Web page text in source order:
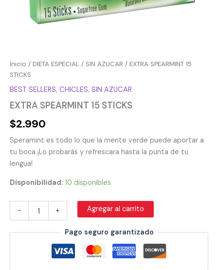
Inicio / DIETA ESPECIAL / SIN AZUCAR / EXTRA SPEARMINT 15
STICKS
BEST SELLERS, CHICLES, SIN AZUCAR
EXTRA SPEARMINT 15 STICKS
$2.990
Speramint es todo lo que la mente verde puede aportar a
tu boca ¡Lo probarás y refrescara hasta la punta de tu
lengua!
Disponibilidad: 10 disponibles
- + Agregar al carrito
Pago seguro garantizado